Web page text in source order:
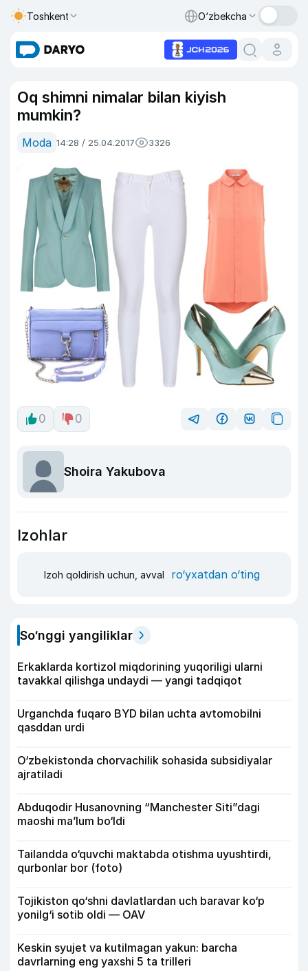
Toshkent O‘zbekcha
Oq shimni nimalar bilan kiyish
mumkin?
Moda 14:28 / 25.04.2017 3326
0 0
Shoira Yakubova
Izohlar
Izoh qoldirish uchun, avval ro‘yxatdan o‘ting
So‘nggi yangiliklar
Erkaklarda kortizol miqdorining yuqoriligi ularni
tavakkal qilishga undaydi — yangi tadqiqot
Urganchda fuqaro BYD bilan uchta avtomobilni
qasddan urdi
O‘zbekistonda chorvachilik sohasida subsidiyalar
ajratiladi
Abduqodir Husanovning “Manchester Siti”dagi
maoshi ma’lum bo‘ldi
Tailandda o‘quvchi maktabda otishma uyushtirdi,
qurbonlar bor (foto)
Tojikiston qo‘shni davlatlardan uch baravar ko‘p
yonilg‘i sotib oldi — OAV
Keskin syujet va kutilmagan yakun: barcha
davrlarning eng yaxshi 5 ta trilleri